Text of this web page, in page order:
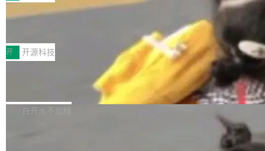
64 STAR64，以及 QEMU。 增强了对 POSIX.1
-2024 和 C23 编程接口标准的兼容性。 compat
_linux(8) 增强了对 Linux 系统调用的支持，包
括 epoll（围绕 kqueue 实现）、POSIX 消息队
列、...
台鲸鸿动能协同华为游戏中心，面向游戏行业开
发者及生态伙伴，系统呈现了平台在游戏领域的
完整能力版图——从IAP高价值用户的全周期经
营、到IAA游戏的“买变一体”正循环、再到联运与
广告协同的全链路经营闭环，以及面向全球市场
的出海增长布局。 华为终端云业务商业化销售负
责人在开场致辞中表示，游戏开发者的核心诉求
已不再是“多一个投放渠道”，而是一套能够持续
技嘉X3D系列再添新成员 B850 AORU
面向AMD Ryzen X3D处理器玩家，技嘉X3D系
列主板阵容迎来新成员——B850 AORUS ELITE
X3D。作为面向主流高性能平台打造的全新主板
产品，B850 AORUS ELITE X3D延续技嘉在X3
D平台优化上的技术积累，旨在为游戏玩家带来
更稳定、更高效的装机选择。 B850 AORUS ELI
开 开源科技
Zadig v5.0 发布：AI 发布专员与 AI 审
我们团队这几天最大的卡点不是 AI 写得不够
好，是 AI 写得太好了。 好到审查排期从两天的
白开水不加糖